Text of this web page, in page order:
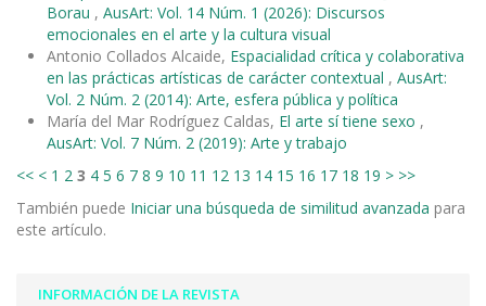
Borau , AusArt: Vol. 14 Núm. 1 (2026): Discursos
emocionales en el arte y la cultura visual
Antonio Collados Alcaide, Espacialidad crítica y colaborativa
en las prácticas artísticas de carácter contextual , AusArt:
Vol. 2 Núm. 2 (2014): Arte, esfera pública y política
María del Mar Rodríguez Caldas, El arte sí tiene sexo ,
AusArt: Vol. 7 Núm. 2 (2019): Arte y trabajo
<< < 1 2 3 4 5 6 7 8 9 10 11 12 13 14 15 16 17 18 19 > >>
También puede Iniciar una búsqueda de similitud avanzada para
este artículo.
INFORMACIÓN DE LA REVISTA